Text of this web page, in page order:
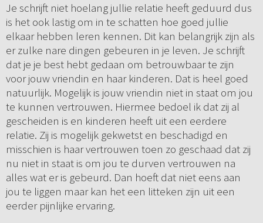
Je schrijft niet hoelang jullie relatie heeft geduurd dus
is het ook lastig om in te schatten hoe goed jullie
elkaar hebben leren kennen. Dit kan belangrijk zijn als
er zulke nare dingen gebeuren in je leven. Je schrijft
dat je je best hebt gedaan om betrouwbaar te zijn
voor jouw vriendin en haar kinderen. Dat is heel goed
natuurlijk. Mogelijk is jouw vriendin niet in staat om jou
te kunnen vertrouwen. Hiermee bedoel ik dat zij al
gescheiden is en kinderen heeft uit een eerdere
relatie. Zij is mogelijk gekwetst en beschadigd en
misschien is haar vertrouwen toen zo geschaad dat zij
nu niet in staat is om jou te durven vertrouwen na
alles wat er is gebeurd. Dan hoeft dat niet eens aan
jou te liggen maar kan het een litteken zijn uit een
eerder pijnlijke ervaring.